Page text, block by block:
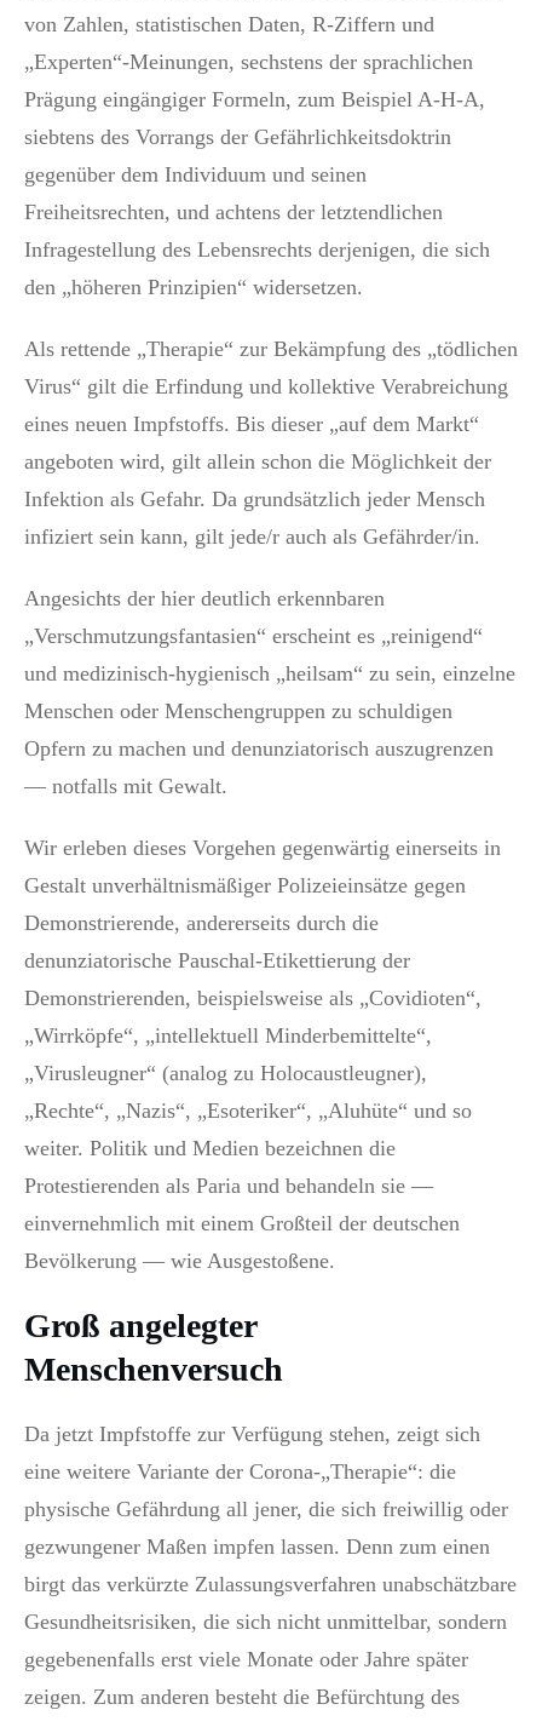
von Zahlen, statistischen Daten, R-Ziffern und
„Experten“-Meinungen, sechstens der sprachlichen
Prägung eingängiger Formeln, zum Beispiel A-H-A,
siebtens des Vorrangs der Gefährlichkeitsdoktrin
gegenüber dem Individuum und seinen
Freiheitsrechten, und achtens der letztendlichen
Infragestellung des Lebensrechts derjenigen, die sich
den „höheren Prinzipien“ widersetzen.
Als rettende „Therapie“ zur Bekämpfung des „tödlichen
Virus“ gilt die Erfindung und kollektive Verabreichung
eines neuen Impfstoffs. Bis dieser „auf dem Markt“
angeboten wird, gilt allein schon die Möglichkeit der
Infektion als Gefahr. Da grundsätzlich jeder Mensch
infiziert sein kann, gilt jede/r auch als Gefährder/in.
Angesichts der hier deutlich erkennbaren
„Verschmutzungsfantasien“ erscheint es „reinigend“
und medizinisch-hygienisch „heilsam“ zu sein, einzelne
Menschen oder Menschengruppen zu schuldigen
Opfern zu machen und denunziatorisch auszugrenzen
— notfalls mit Gewalt.
Wir erleben dieses Vorgehen gegenwärtig einerseits in
Gestalt unverhältnismäßiger Polizeieinsätze gegen
Demonstrierende, andererseits durch die
denunziatorische Pauschal-Etikettierung der
Demonstrierenden, beispielsweise als „Covidioten“,
„Wirrköpfe“, „intellektuell Minderbemittelte“,
„Virusleugner“ (analog zu Holocaustleugner),
„Rechte“, „Nazis“, „Esoteriker“, „Aluhüte“ und so
weiter. Politik und Medien bezeichnen die
Protestierenden als Paria und behandeln sie —
einvernehmlich mit einem Großteil der deutschen
Bevölkerung — wie Ausgestoßene.
Groß angelegter
Menschenversuch
Da jetzt Impfstoffe zur Verfügung stehen, zeigt sich
eine weitere Variante der Corona-„Therapie“: die
physische Gefährdung all jener, die sich freiwillig oder
gezwungener Maßen impfen lassen. Denn zum einen
birgt das verkürzte Zulassungsverfahren unabschätzbare
Gesundheitsrisiken, die sich nicht unmittelbar, sondern
gegebenenfalls erst viele Monate oder Jahre später
zeigen. Zum anderen besteht die Befürchtung des